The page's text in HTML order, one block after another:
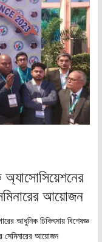
আয়োজন
আধুনিক চিকিৎসায় বিশেষজ্ঞ
সেমিনারের আয়োজন